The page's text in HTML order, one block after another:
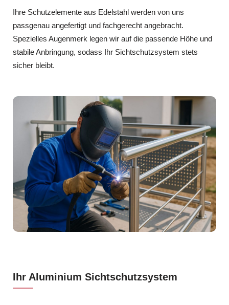
Ihre Schutzelemente aus Edelstahl werden von uns
passgenau angefertigt und fachgerecht angebracht.
Spezielles Augenmerk legen wir auf die passende Höhe und
stabile Anbringung, sodass Ihr Sichtschutzsystem stets
sicher bleibt.
Ihr Aluminium Sichtschutzsystem